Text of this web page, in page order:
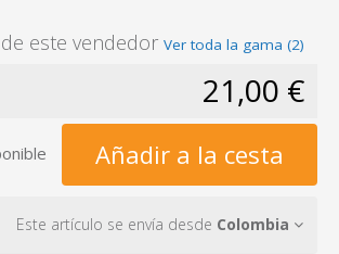
este vendedor Ver toda la gama (2)
21,00 €
Añadir a la cesta
Este artículo se envía desde Colombia